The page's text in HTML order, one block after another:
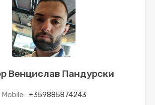
Венцислав Пандурски
Mobile: +359885874243